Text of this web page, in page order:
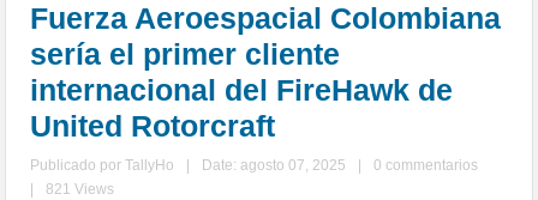
Fuerza Aeroespacial Colombiana
sería el primer cliente
internacional del FireHawk de
United Rotorcraft
Publicado porTallyHo Date: agosto 07, 2025
0 commentarios
821 Views